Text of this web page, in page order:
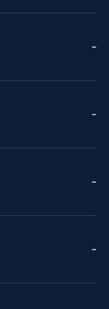
--
--
--
--